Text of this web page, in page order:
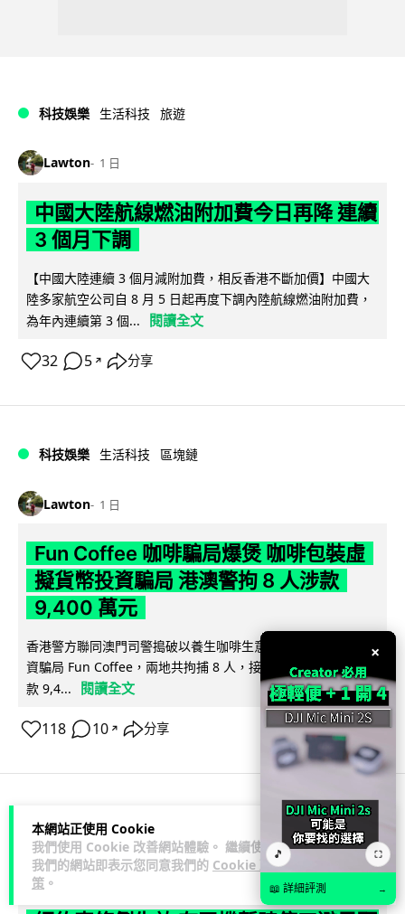
本網站正使用 Cookie
我們使用 Cookie 改善網站體驗。 繼續使用
我們的網站即表示您同意我們的 Cookie 政
策 。
科技娛樂 生活科技 旅遊
Lawton 1 日
中國大陸航線燃油附加費今日再降 連續
3 個月下調
【中國大陸連續 3 個月減附加費，相反香港不斷加價】中國大
陸多家航空公司自 8 月 5 日起再度下調內陸航線燃油附加費，
為年內連續第 3 個...
閱讀全文
32 5 ↗ 分享
科技娛樂 生活科技 區塊鏈
Lawton 1 日
Fun Coffee 咖啡騙局爆煲 咖啡包裝虛
擬貨幣投資騙局 港澳警拘 8 人涉款
9,400 萬元
香港警方聯同澳門司警搗破以養生咖啡生意包裝的虛擬貨幣投
資騙局 Fun Coffee，兩地共拘捕 8 人，接獲逾 200 宗舉報，涉
款 9,4...
閱讀全文
118 10 ↗ 分享
科技娛樂 生活科技
Lawton 1 日
×
🎵 ⛶
📖 詳細評測 →